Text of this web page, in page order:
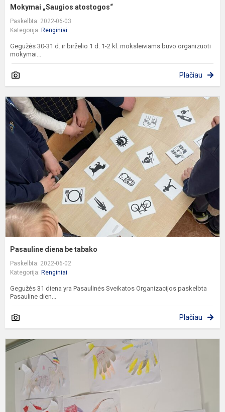
Mokymai „Saugios atostogos“
Paskelbta: 2022-06-03
Kategorija: Renginiai
Gegužės 30-31 d. ir birželio 1 d. 1-2 kl. moksleiviams buvo organizuoti
mokymai...
Plačiau
Pasauline diena be tabako
Paskelbta: 2022-06-02
Kategorija: Renginiai
Gegužės 31 diena yra Pasaulinės Sveikatos Organizacijos paskelbta
Pasauline dien...
Plačiau